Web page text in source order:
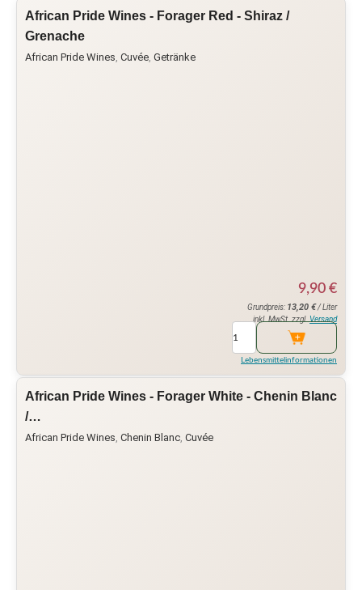
African Pride Wines - Forager Red - Shiraz /
Grenache
African Pride Wines, Cuvée, Getränke
9,90 €
Grundpreis: 13,20 €/ Liter
inkl. MwSt. zzgl. Versand
Lebensmittelinformationen
African Pride Wines - Forager White - Chenin Blanc
/…
African Pride Wines, Chenin Blanc, Cuvée